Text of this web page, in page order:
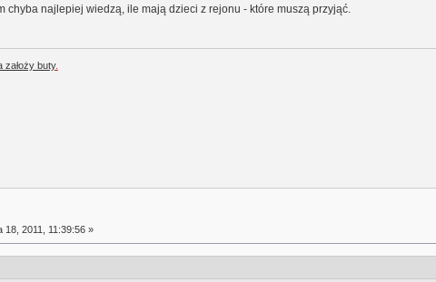
chyba najlepiej wiedzą, ile mają dzieci z rejonu - które muszą przyjąć.
założy buty.
18, 2011, 11:39:56 »